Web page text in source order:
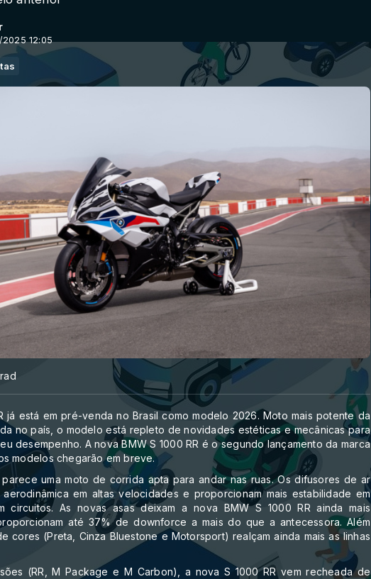
12:05
já está em pré-venda no Brasil como modelo 2026. Moto mais potente da
no país, o modelo está repleto de novidades estéticas e mecânicas para
desempenho. A nova BMW S 1000 RR é o segundo lançamento da marca
modelos chegarão em breve.
uma moto de corrida apta para andar nas ruas. Os difusores de ar
em altas velocidades e proporcionam mais estabilidade em
circuitos. As novas asas deixam a nova BMW S 1000 RR ainda mais
até 37% de downforce a mais do que a antecessora. Além
cores (Preta, Cinza Bluestone e Motorsport) realçam ainda mais as linhas
(RR, M Package e M Carbon), a nova S 1000 RR vem recheada de